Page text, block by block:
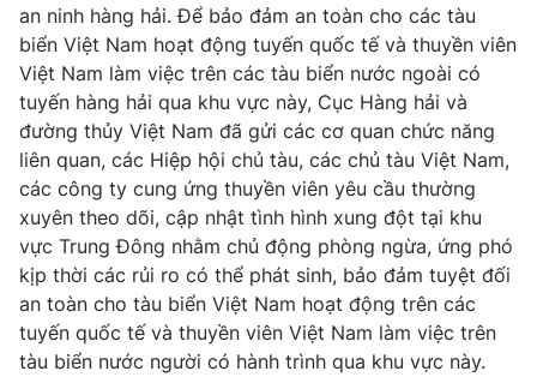
an ninh hàng hải. Để bảo đảm an toàn cho các tàu
biển Việt Nam hoạt động tuyến quốc tế và thuyền viên
Việt Nam làm việc trên các tàu biển nước ngoài có
tuyến hàng hải qua khu vực này, Cục Hàng hải và
đường thủy Việt Nam đã gửi các cơ quan chức năng
liên quan, các Hiệp hội chủ tàu, các chủ tàu Việt Nam,
các công ty cung ứng thuyền viên yêu cầu thường
xuyên theo dõi, cập nhật tình hình xung đột tại khu
vực Trung Đông nhằm chủ động phòng ngừa, ứng phó
kịp thời các rủi ro có thể phát sinh, bảo đảm tuyệt đối
an toàn cho tàu biển Việt Nam hoạt động trên các
tuyến quốc tế và thuyền viên Việt Nam làm việc trên
tàu biển nước người có hành trình qua khu vực này.